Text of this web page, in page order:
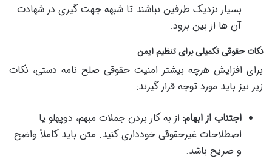
بسیار نزدیک طرفین نباشند تا شبهه جهت گیری در شهادت
آن ها از بین برود.
نکات حقوقی تکمیلی برای تنظیم ایمن
برای افزایش هرچه بیشتر امنیت حقوقی صلح نامه دستی، نکات
زیر نیز باید مورد توجه قرار گیرند:
اجتناب از ابهام: از به کار بردن جملات مبهم، دوپهلو یا
اصطلاحات غیرحقوقی خودداری کنید. متن باید کاملاً واضح
و صریح باشد.